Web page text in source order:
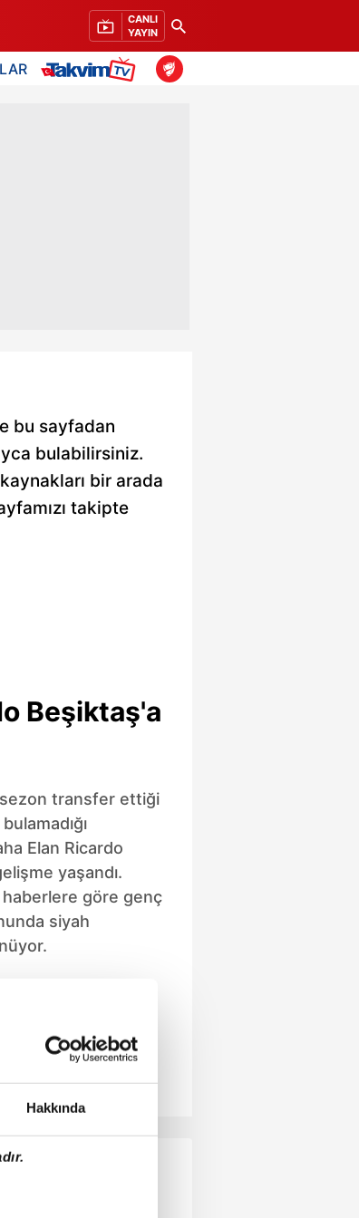
Hakkında
CANLI
YAYIN
bu sayfadan
bulabilirsiniz.
bir arada
takipte
Beşiktaş'a
sezon transfer ettiği
Elan Ricardo
yaşandı.
haberlere göre genç
siyah